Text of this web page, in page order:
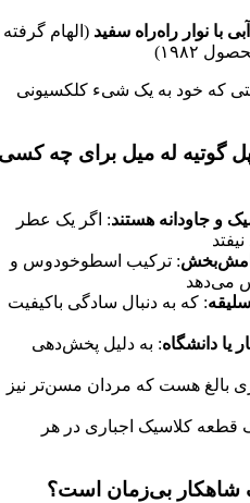
با نوار راه‌راه سفید (الهام گرفته
که خود به یک شیء کلکسیونی
له میل برای چه
و جاودانه هستند: اگر یک عطر
: ترکیب اسطوخودوس و
می‌دهد
: که به دنبال سادگی باکیفیت
یا دانشگاه: به دلیل پخش‌دهی
بالغ هست که مردان مسن‌تر نیز
قطعه کلاسیک اجباری در هر